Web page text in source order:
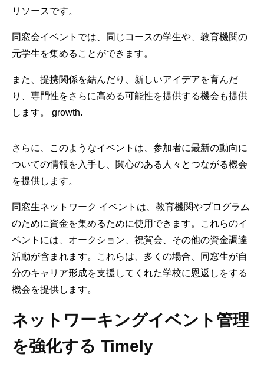
リソースです。
同窓会イベントでは、同じコースの学生や、教育機関の
元学生を集めることができます。
また、提携関係を結んだり、新しいアイデアを育んだ
り、専門性をさらに高める可能性を提供する機会も提供
します。 growth.
さらに、このようなイベントは、参加者に最新の動向に
ついての情報を入手し、関心のある人々とつながる機会
を提供します。
同窓生ネットワーク イベントは、教育機関やプログラム
のために資金を集めるために使用できます。これらのイ
ベントには、オークション、祝賀会、その他の資金調達
活動が含まれます。これらは、多くの場合、同窓生が自
分のキャリア形成を支援してくれた学校に恩返しをする
機会を提供します。
ネットワーキングイベント管理
を強化する Timely